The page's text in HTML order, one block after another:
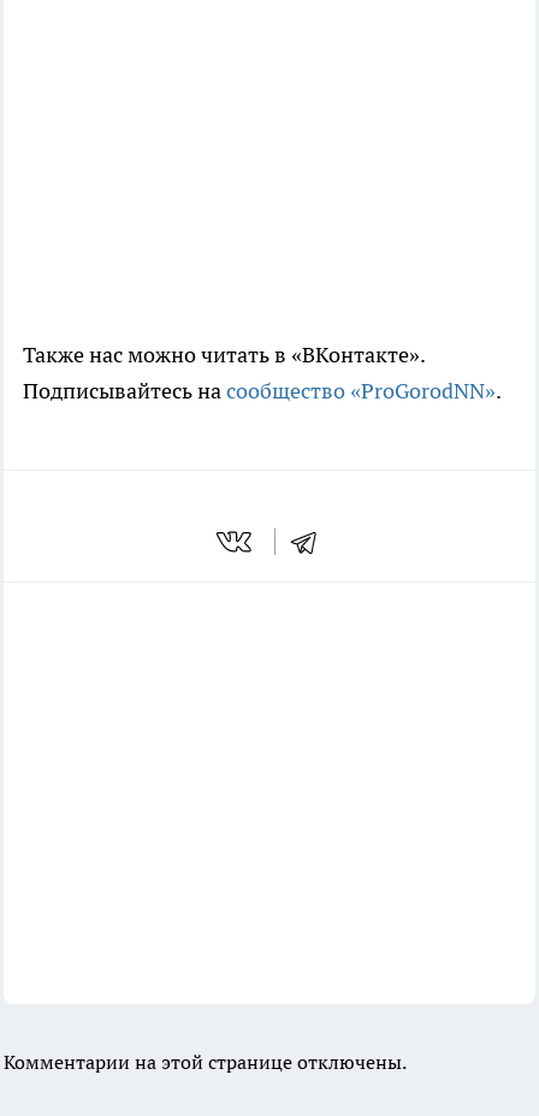
Также нас можно читать в «ВКонтакте».
Подписывайтесь насообщество «ProGorodNN».
Комментарии на этой странице отключены.